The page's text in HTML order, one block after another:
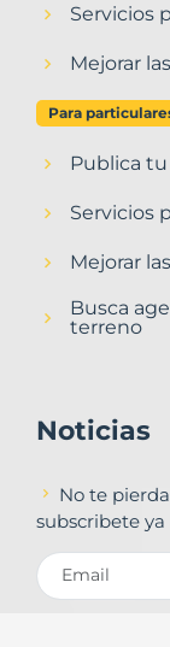
Servicios
Mejorar
Para
Publica tu
Servicios
Mejorar
Busca
terreno
Noticias
No te
subscribete